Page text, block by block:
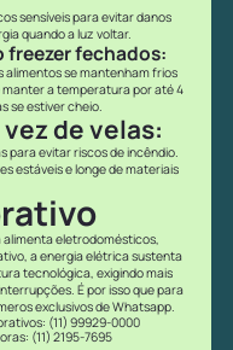
sensíveis para evitar danos
quando a luz voltar.
freezer fechados:
alimentos se mantenham frios
a temperatura por até 4
se estiver cheio.
de velas:
para evitar riscos de incêndio.
estáveis e longe de materiais
alimenta eletrodomésticos,
a energia elétrica sustenta
tecnológica, exigindo mais
É por isso que para
exclusivos de Whatsapp.
(11) 99929-0000
(11) 2195-7695